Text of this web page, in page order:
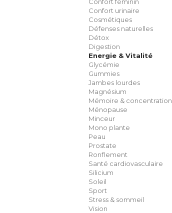
Confort urinaire
Cosmétiques
Défenses naturelles
Détox
Digestion
Energie & Vitalité
Glycémie
Gummies
Jambes lourdes
Magnésium
Mémoire & concentration
Ménopause
Minceur
Mono plante
Peau
Prostate
Ronflement
Santé cardiovasculaire
Silicium
Soleil
Sport
Stress & sommeil
Vision